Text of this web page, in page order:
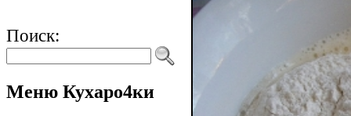
Поиск:
Меню Кухаро4ки